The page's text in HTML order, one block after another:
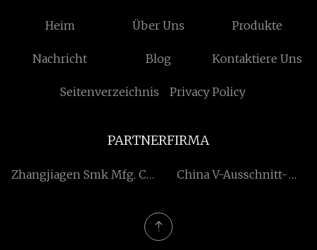
Heim Über Uns Produkte
Nachricht Blog Kontaktiere Uns
Seitenverzeichnis Privacy Policy
PARTNERFIRMA
Zhangjiagen Smk Mfg. Co.,
China V-Ausschnitt-